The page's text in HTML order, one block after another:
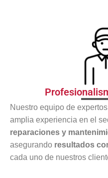
Nuestro equipo de
amplia experiencia en el
reparaciones y
asegurando resultados
cada uno de nuestros